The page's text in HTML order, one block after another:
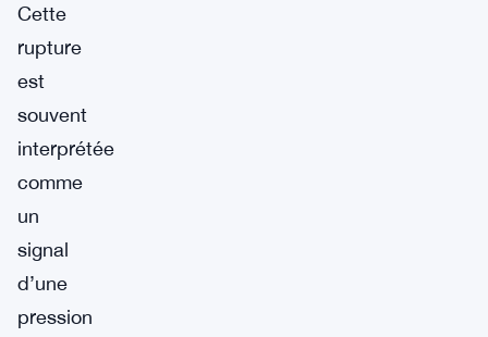
Cette
rupture
est
souvent
interprétée
comme
un
signal
d’une
pression